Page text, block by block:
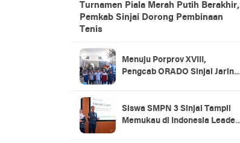
Turnamen Piala Merah Putih Berakhir,
Pemkab Sinjai Dorong Pembinaan
Tenis
Menuju Porprov XVIII,
Pengcab ORADO Sinjai Jaring
Siswa SMPN 3 Sinjai Tampil
Memukau di Indonesia Leader